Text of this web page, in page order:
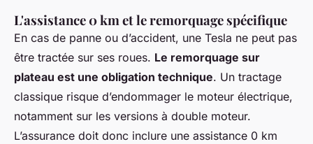
L'assistance 0 km et le remorquage spécifique
En cas de panne ou d’accident, une Tesla ne peut pas
être tractée sur ses roues. Le remorquage sur
plateau est une obligation technique. Un tractage
classique risque d’endommager le moteur électrique,
notamment sur les versions à double moteur.
L’assurance doit donc inclure une assistance 0 km